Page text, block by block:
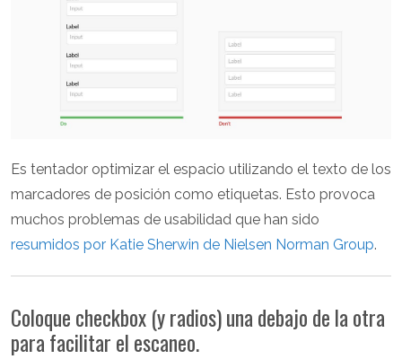
Es tentador optimizar el espacio utilizando el texto de los
marcadores de posición como etiquetas. Esto provoca
muchos problemas de usabilidad que han sido
resumidos por Katie Sherwin de Nielsen Norman Group.
Coloque checkbox (y radios) una debajo de la otra
para facilitar el escaneo.